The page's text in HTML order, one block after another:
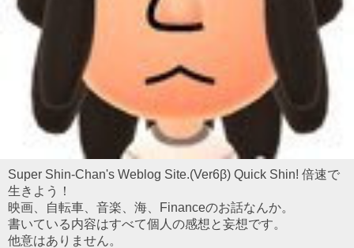
Super Shin-Chan's Weblog Site.(Ver6β) Quick Shin! 倍速で
生きよう！
映画、自転車、音楽、海、Financeのお話なんか。
書いている内容はすべて個人の感想と妄想です。
他意はありません。